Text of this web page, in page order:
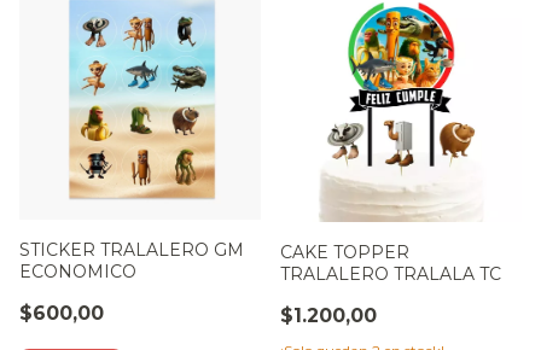
STICKER TRALALERO GM
ECONOMICO
$600,00
CAKE TOPPER
TRALALERO TRALALA TC
$1.200,00